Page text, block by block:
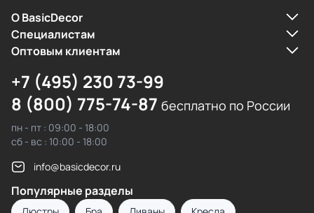
О BasicDecor
Cпециалистам
Оптовым клиентам
+7 (495) 230 73-99
8 (800) 775-74-87 бесплатно по России
пн - пт : 09:00 - 18:00
сб - вс : 10:00 - 18:00
info@basicdecor.ru
Популярные разделы